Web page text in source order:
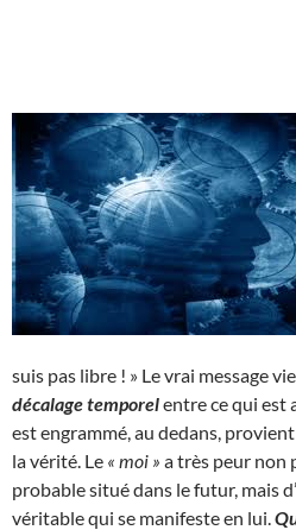
suis pas libre ! » Le vrai message
décalage temporelentre ce qui est
est engrammé, au dedans,
la vérité. Le « moi » a très peur non
probable situé dans le futur, mais
véritable qui se manifeste en lui.